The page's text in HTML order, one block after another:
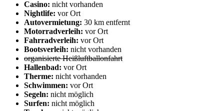
Casino: nicht vorhanden
Nightlife: vor Ort
Autovermietung: 30 km entfernt
Motorradverleih: vor Ort
Fahrradverleih: vor Ort
Bootsverleih: nicht vorhanden
organisierte Heißluftballonfahrt
Hallenbad: vor Ort
Therme: nicht vorhanden
Schwimmen: vor Ort
Segeln: nicht möglich
Surfen: nicht möglich